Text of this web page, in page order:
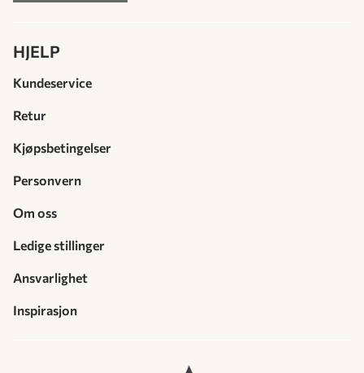
HJELP
Kundeservice
Retur
Kjøpsbetingelser
Personvern
Om oss
Ledige stillinger
Ansvarlighet
Inspirasjon